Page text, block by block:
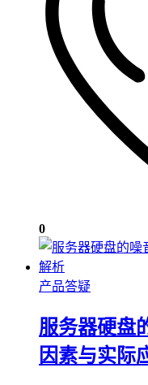
0
产品答疑
服务器硬盘
因素与实际